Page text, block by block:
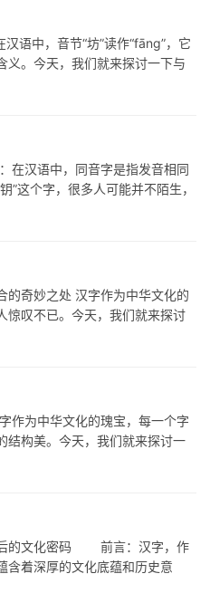
，音节“坊”读作“fāng”，它
义。今天，我们就来探讨一下与
语中，同音字是指发音相同
”这个字，很多人可能并不陌生，
的奇妙之处 汉字作为中华文化的
惊叹不已。今天，我们就来探讨
中华文化的瑰宝，每一个字
结构美。今天，我们就来探讨一
的文化密码 前言：汉字，作
含着深厚的文化底蕴和历史意